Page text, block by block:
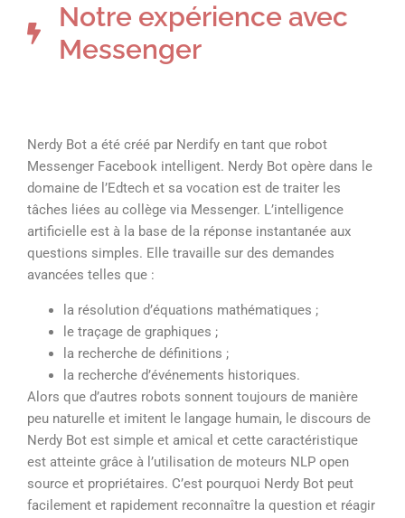
Notre expérience avec
Messenger
Nerdy Bot a été créé par Nerdify en tant que robot
Messenger Facebook intelligent. Nerdy Bot opère dans le
domaine de l’Edtech et sa vocation est de traiter les
tâches liées au collège via Messenger. L’intelligence
artificielle est à la base de la réponse instantanée aux
questions simples. Elle travaille sur des demandes
avancées telles que :
la résolution d’équations mathématiques ;
le traçage de graphiques ;
la recherche de définitions ;
la recherche d’événements historiques.
Alors que d’autres robots sonnent toujours de manière
peu naturelle et imitent le langage humain, le discours de
Nerdy Bot est simple et amical et cette caractéristique
est atteinte grâce à l’utilisation de moteurs NLP open
source et propriétaires. C’est pourquoi Nerdy Bot peut
facilement et rapidement reconnaître la question et réagir